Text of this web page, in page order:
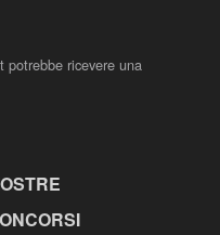
potrebbe ricevere una